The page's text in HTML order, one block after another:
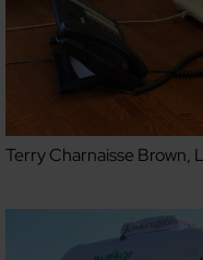
Terry Charnaisse